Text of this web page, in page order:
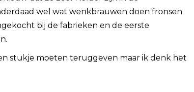
wel wat wenkbrauwen doen fronsen
bij de fabrieken en de eerste
stukje moeten teruggeven maar ik denk het